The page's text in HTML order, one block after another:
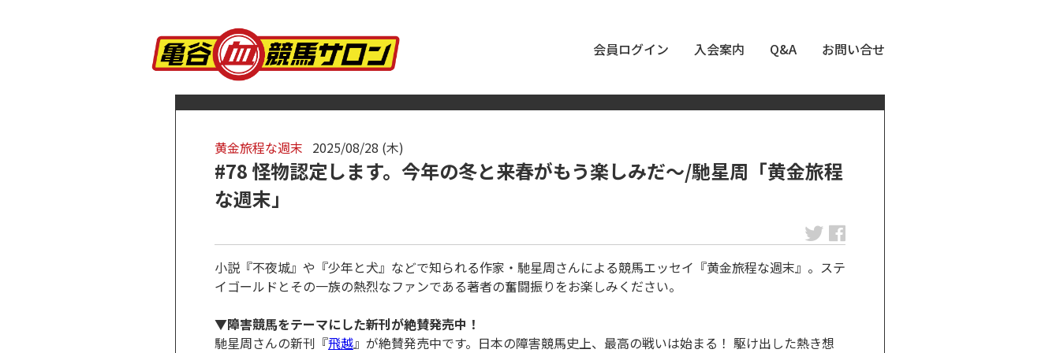
会員ログイン 入会案内 Q&A お問い合せ
黄金旅程な週末 2025/08/28 (木)
#78 怪物認定します。今年の冬と来春がもう楽しみだ～/馳星周「黄金旅程
な週末」
小説『不夜城』や『少年と犬』などで知られる作家・馳星周さんによる競馬エッセイ『黄金旅程な週末』。ステ
イゴールドとその一族の熱烈なファンである著者の奮闘振りをお楽しみください。
▼障害競馬をテーマにした新刊が絶賛発売中！
馳星周さんの新刊『飛越』が絶賛発売中です。日本の障害競馬史上、最高の戦いは始まる！ 駆け出した熱き想